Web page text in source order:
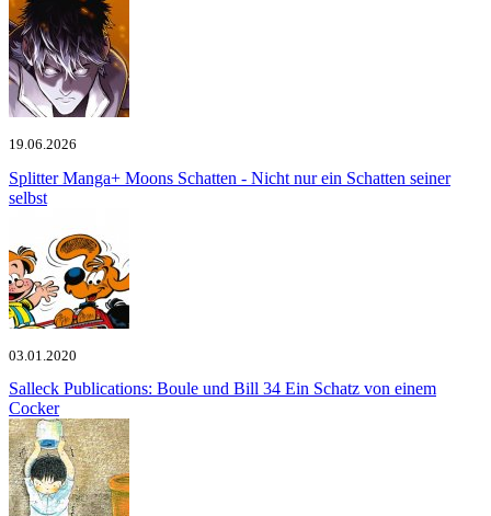
19.06.2026
Splitter Manga+ Moons Schatten - Nicht nur ein Schatten seiner
selbst
03.01.2020
Salleck Publications: Boule und Bill 34 Ein Schatz von einem
Cocker